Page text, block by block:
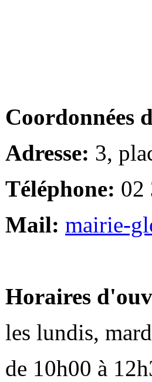
Coordonnées
Adresse: 3,
Téléphone: 02
Mail: mairie-
Horaires
les lundis,
de 10h00 à